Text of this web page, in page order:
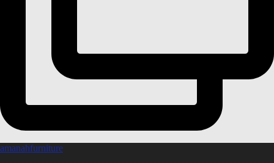
amanahfurniture